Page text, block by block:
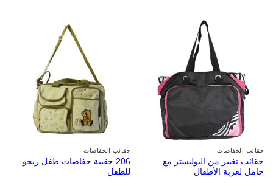
حقائب الحفاضات
حقائب تغيير من البوليستر مع
حامل لعربة الأطفال
حقائب الحفاضات
206 حقيبة حفاضات طفل ريجو
للطفل